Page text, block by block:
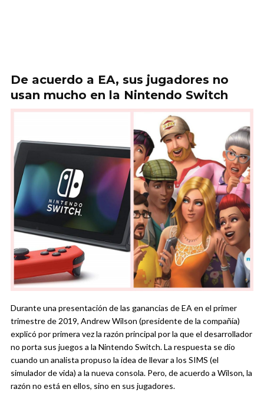
De acuerdo a EA, sus jugadores no
usan mucho en la Nintendo Switch
Durante una presentación de las ganancias de EA en el primer
trimestre de 2019, Andrew Wilson (presidente de la compañía)
explicó por primera vez la razón principal por la que el desarrollador
no porta sus juegos a la Nintendo Switch. La respuesta se dio
cuando un analista propuso la idea de llevar a los SIMS (el
simulador de vida) a la nueva consola. Pero, de acuerdo a Wilson, la
razón no está en ellos, sino en sus jugadores.